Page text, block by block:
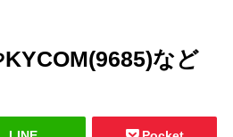
KYCOM(9685)など